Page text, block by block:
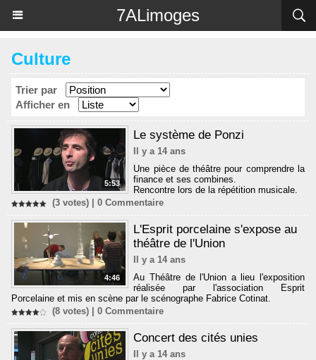
7ALimoges
Culture
Trier par
Afficher en
5:53
Le système de Ponzi
Il y a 14 ans
Une pièce de théâtre pour comprendre la
finance et ses combines.
Rencontre lors de la répétition musicale.
(3 votes) | 0 Commentaire
4:46
L'Esprit porcelaine s'expose au
théâtre de l'Union
Il y a 14 ans
Au Théâtre de l'Union a lieu l'exposition
réalisée par l'association Esprit
Porcelaine et mis en scène par le scénographe Fabrice Cotinat.
(8 votes) | 0 Commentaire
Concert des cités unies
Il y a 14 ans